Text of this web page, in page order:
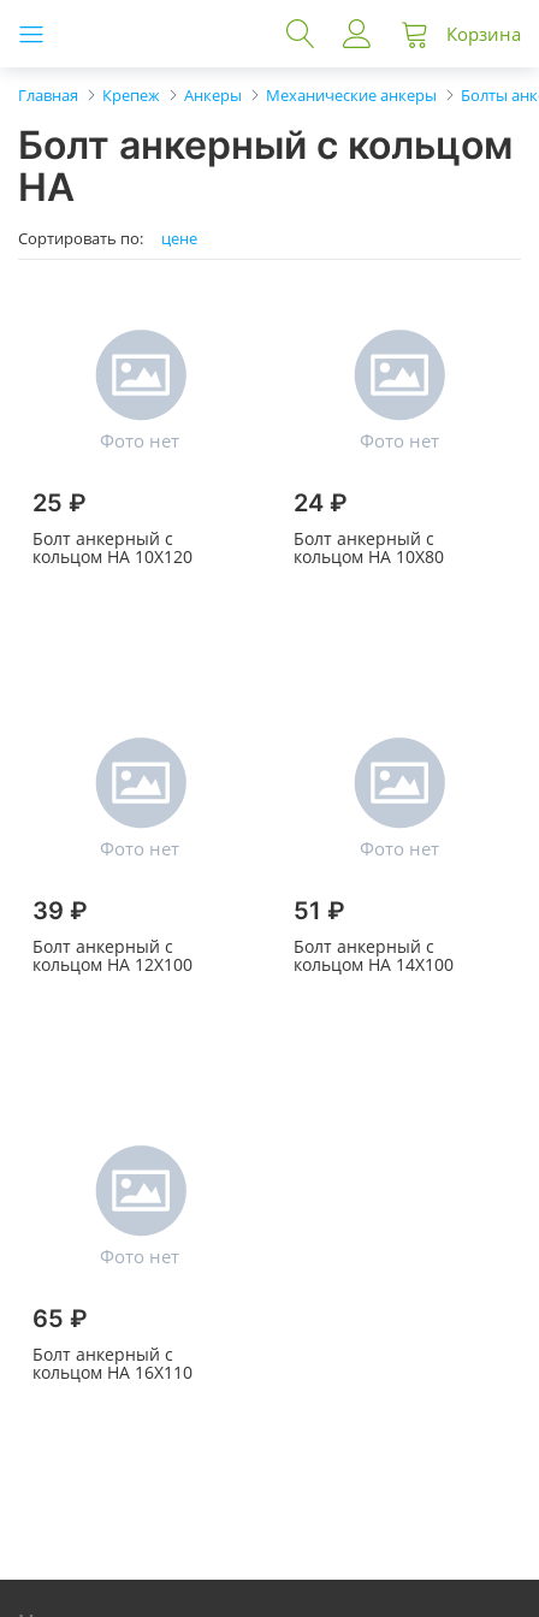
Корзина
Главная Крепеж Анкеры Механические анкеры Болты
Болт анкерный с кольцом
HA
Сортировать по: цене
25 ₽
Болт анкерный с
кольцом HA 10X120
24 ₽
Болт анкерный с
кольцом HA 10X80
39 ₽
Болт анкерный с
кольцом HA 12X100
51 ₽
Болт анкерный с
кольцом HA 14X100
65 ₽
Болт анкерный с
кольцом HA 16X110